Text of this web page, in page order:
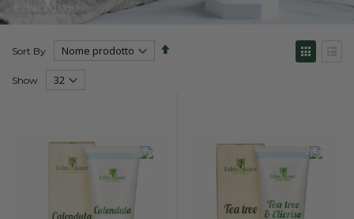
Sort By
Set
Show
-20% -15%